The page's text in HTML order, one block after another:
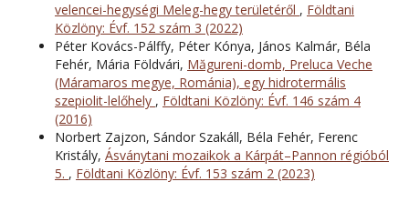
velencei-hegységi Meleg-hegy területéről , Földtani
Közlöny: Évf. 152 szám 3 (2022)
Péter Kovács-Pálffy, Péter Kónya, János Kalmár, Béla
Fehér, Mária Földvári, Măgureni-domb, Preluca Veche
(Máramaros megye, Románia), egy hidrotermális
szepiolit-lelőhely , Földtani Közlöny: Évf. 146 szám 4
(2016)
Norbert Zajzon, Sándor Szakáll, Béla Fehér, Ferenc
Kristály, Ásványtani mozaikok a Kárpát–Pannon régióból
5. , Földtani Közlöny: Évf. 153 szám 2 (2023)